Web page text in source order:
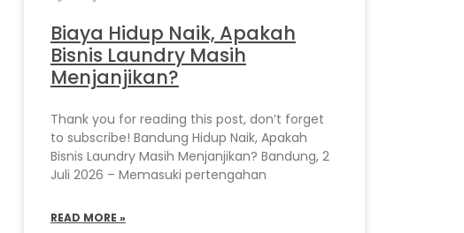
Biaya Hidup Naik, Apakah
Bisnis Laundry Masih
Menjanjikan?
Thank you for reading this post, don’t forget
to subscribe! Bandung Hidup Naik, Apakah
Bisnis Laundry Masih Menjanjikan? Bandung, 2
Juli 2026 – Memasuki pertengahan
READ MORE »